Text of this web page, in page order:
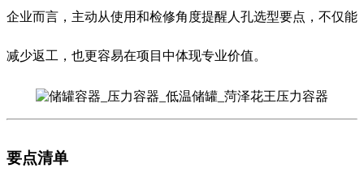
企业而言，主动从使用和检修角度提醒人孔选型要点，不仅能
减少返工，也更容易在项目中体现专业价值。
要点清单